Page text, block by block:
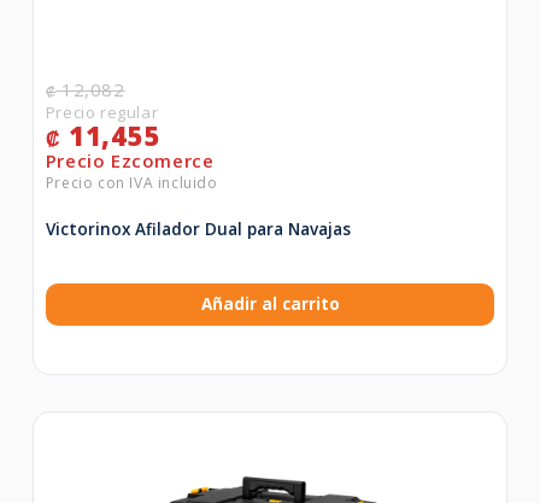
₡12,082
₡ 11,455
Victorinox Afilador Dual para Navajas
Añadir al carrito